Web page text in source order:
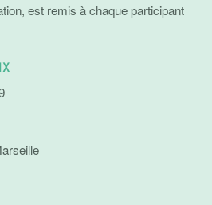
est remis à chaque participant